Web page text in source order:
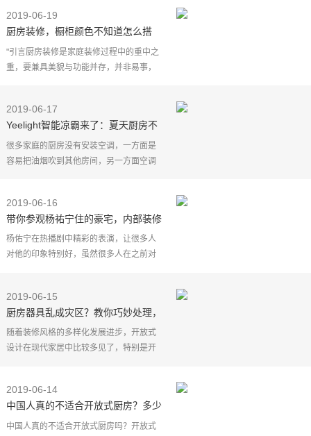
其实，吃早餐从侧面彰显着一个人的生活
态度。
2019-06-19
厨房装修，橱柜颜色不知道怎么搭
配？5种方法让你不再茫然！
"引言厨房装修是家庭装修过程中的重中之
重，要兼具美貌与功能并存，并非易事，
哈喽！我是喜欢
2019-06-17
Yeelight智能凉霸来了：夏天厨房不
再炎热
很多家庭的厨房没有安装空调，一方面是
容易把油烟吹到其他房间，另一方面空调
流汗两小时，苦不堪言。
而小
2019-06-16
带你参观杨祐宁住的豪宅，内部装修
简约大方，平时爱好下厨做饭
杨佑宁在热播剧中精彩的表演，让很多人
对他的印象特别好，虽然很多人在之前对
现实生活中，他是
2019-06-15
厨房器具乱成灾区？教你巧妙处理，
懒人必看！
随着装修风格的多样化发展进步，开放式
设计在现代家居中比较多见了，特别是开
情况出现。
空间
2019-06-14
中国人真的不适合开放式厨房？多少
人都在哑巴吃黄连！
中国人真的不适合开放式厨房吗？开放式